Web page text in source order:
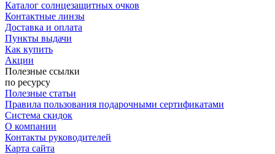
Каталог солнцезащитных очков
Контактные линзы
Доставка и оплата
Пункты выдачи
Как купить
Акции
Полезные ссылки
по ресурсу
Полезные статьи
Правила пользования подарочными сертификатами
Система скидок
О компании
Контакты руководителей
Карта сайта